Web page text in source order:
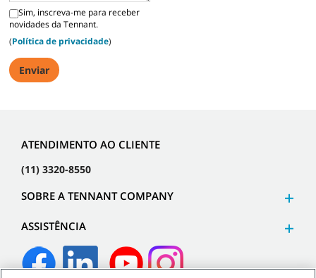
Sim, inscreva-me para receber
novidades da Tennant.
(Política de privacidade)
ATENDIMENTO AO CLIENTE
(11) 3320-8550
SOBRE A TENNANT COMPANY
ASSISTÊNCIA